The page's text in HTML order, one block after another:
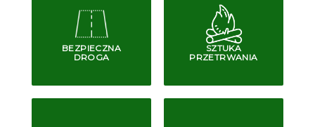
BEZPIECZNA
DROGA
SZTUKA
PRZETRWANIA